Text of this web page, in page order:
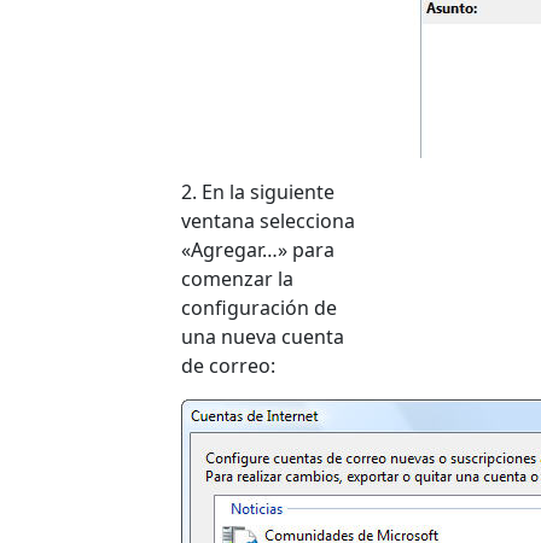
2. En la siguiente
ventana selecciona
«Agregar…» para
comenzar la
configuración de
una nueva cuenta
de correo: